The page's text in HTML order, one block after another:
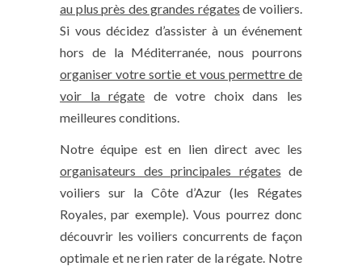
au plus près des grandes régates de voiliers.
Si vous décidez d’assister à un événement
hors de la Méditerranée, nous pourrons
organiser votre sortie et vous permettre de
voir la régate de votre choix dans les
meilleures conditions.
Notre équipe est en lien direct avec les
organisateurs des principales régates de
voiliers sur la Côte d’Azur (les Régates
Royales, par exemple). Vous pourrez donc
découvrir les voiliers concurrents de façon
optimale et ne rien rater de la régate. Notre